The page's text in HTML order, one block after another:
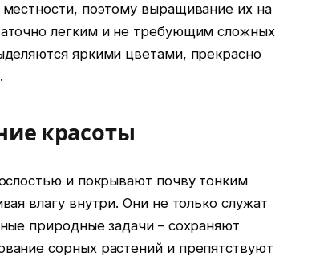
поэтому выращивание их на
легким и не требующим сложных
яркими цветами, прекрасно
красоты
и покрывают почву тонким
влагу внутри. Они не только служат
природные задачи – сохраняют
сорных растений и препятствуют